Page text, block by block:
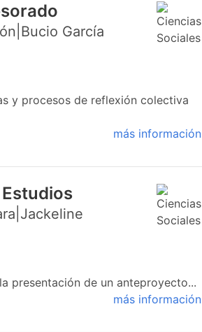
García
y procesos de reflexión colectiva
más información
presentación de un anteproyecto...
más información